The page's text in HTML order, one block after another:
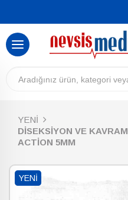
YENİ
DİSEKSİYON VE
ACTİON 5MM
YENI